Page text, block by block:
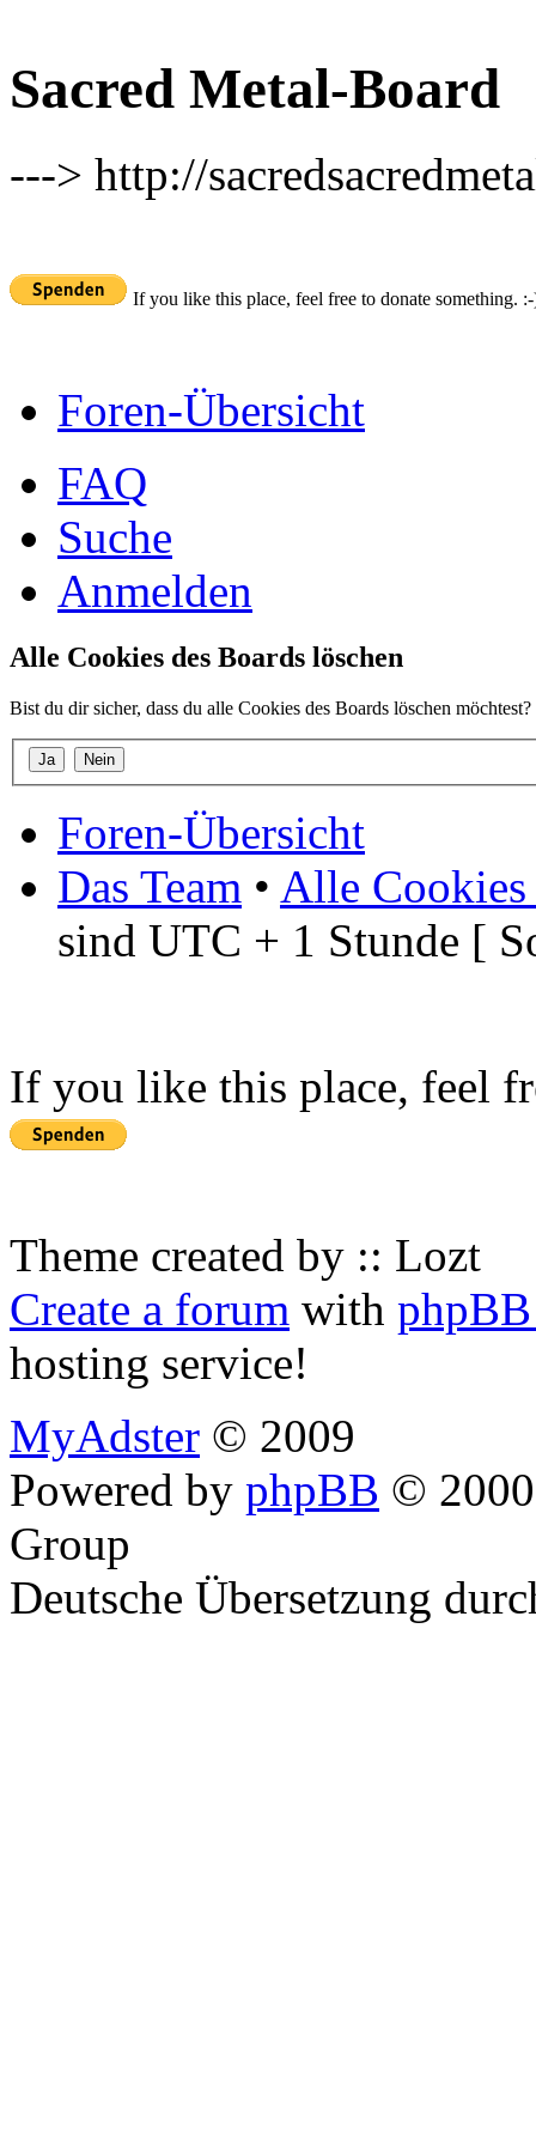
Sacred Metal-Board
---> http://
If you like this place, feel free to donate something.
Foren-Übersicht
FAQ
Suche
Anmelden
Alle Cookies des Boards löschen
Bist du dir sicher, dass du alle Cookies des Boards löschen möchtest?
Foren-Übersicht
Das Team • Alle Cookies
sind UTC + 1 Stunde [
If you like this place, feel
Theme created by :: Lozt
Create a forum with
hosting service!
MyAdster © 2009
Powered by phpBB ©
Group
Deutsche Übersetzung